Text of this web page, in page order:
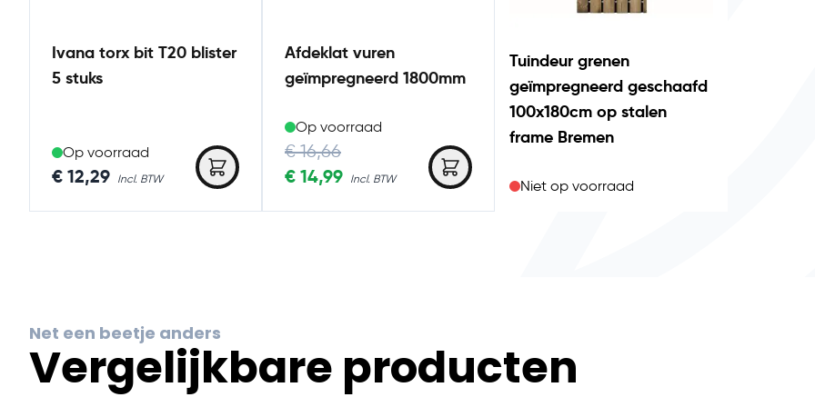
Ivana torx bit T20 blister
5 stuks
Op voorraad
€ 12,29
Afdeklat vuren
geïmpregneerd 1800mm
Op voorraad
Special Price
€ 14,99
Regular Price
€ 16,66
Tuindeur grenen
geïmpregneerd geschaafd
100x180cm op stalen
frame Bremen
Niet op voorraad
Net een beetje anders
Vergelijkbare producten